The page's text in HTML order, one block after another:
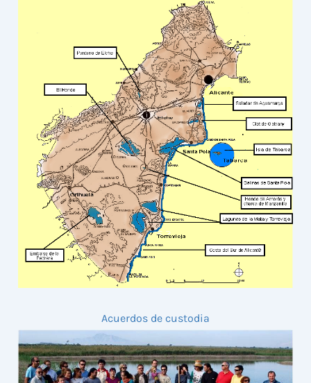
Acuerdos de custodia